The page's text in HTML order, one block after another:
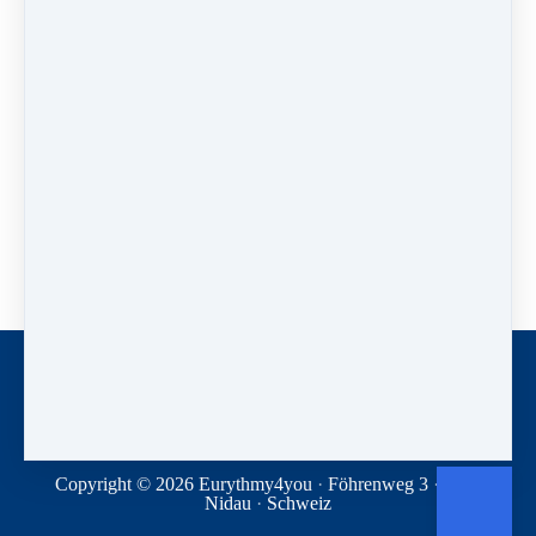
Copyright © 2026 Eurythmy4you · Föhrenweg 3 ·
Nidau · Schweiz